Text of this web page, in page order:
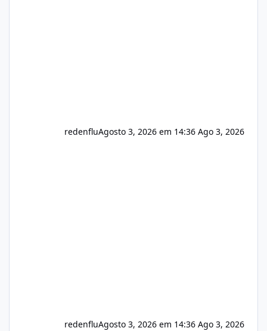
redenfluAgosto 3, 2026 em 14:36 Ago 3, 2026
redenfluAgosto 3, 2026 em 14:36 Ago 3, 2026